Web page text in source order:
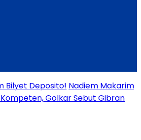
Bilyet Deposito! Nadiem Makarim
Golkar Sebut Gibran